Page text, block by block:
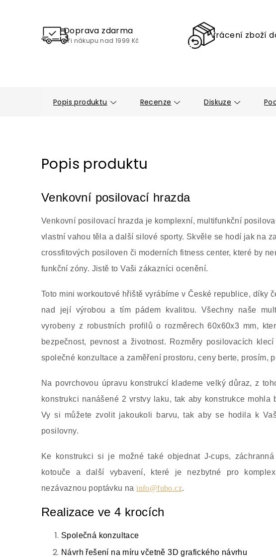
Doprava zdarma
při nákupu nad 1999 Kč Vrácení zboží
Popis produktu Recenze Diskuze
Popis produktu
Venkovní posilovací hrazda
Venkovní posilovací hrazda je komplexní, multifunkční
vlastní vahou těla a další silové sporty. Skvěle se hodí jak na
crossfitových posiloven či moderních fitness center, které by
funkční zóny. Jistě to Vaši zákazníci ocenění.
Toto mini workoutové hřiště vyrábíme v České republice, díky
nad její výrobou a tím pádem kvalitou. Všechny naše
vyrobeny z robustních profilů o rozměrech 60x60x3 mm,
bezpečnost, pevnost a životnost. Rozměry posilovacích
společné konzultace a zaměření prostoru, ceny berte, prosím,
Na povrchovou úpravu konstrukcí klademe velký důraz, z
konstrukci nanášené 2 vrstvy laku, tak aby konstrukce mohla
Vy si můžete zvolit jakoukoli barvu, tak aby se hodila k
posilovny.
Ke konstrukci si je možné také objednat J-cups,
kotouče a další vybavení, které je nezbytné pro
nezávaznou poptávku nainfo@fubo.cz.
Realizace ve 4 krocích
Společná konzultace
Návrh řešení na míru včetně 3D grafického návrhu